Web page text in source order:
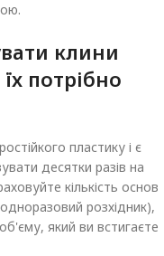
клини
потрібно
пластику і є
десятки разів на
кількість основ
розхідник),
об'єму, який ви встигаєте